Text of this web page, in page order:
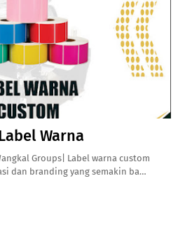
Warna
Groups| Label warna custom
dan branding yang semakin ba…